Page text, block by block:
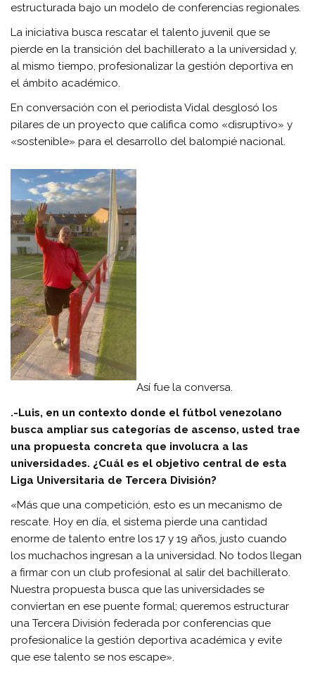
estructurada bajo un modelo de conferencias regionales.
La iniciativa busca rescatar el talento juvenil que se
pierde en la transición del bachillerato a la universidad y,
al mismo tiempo, profesionalizar la gestión deportiva en
el ámbito académico.
En conversación con el periodista Vidal desglosó los
pilares de un proyecto que califica como «disruptivo» y
«sostenible» para el desarrollo del balompié nacional.
Así fue la conversa.
.-Luis, en un contexto donde el fútbol venezolano
busca ampliar sus categorías de ascenso, usted trae
una propuesta concreta que involucra a las
universidades. ¿Cuál es el objetivo central de esta
Liga Universitaria de Tercera División?
«Más que una competición, esto es un mecanismo de
rescate. Hoy en día, el sistema pierde una cantidad
enorme de talento entre los 17 y 19 años, justo cuando
los muchachos ingresan a la universidad. No todos llegan
a firmar con un club profesional al salir del bachillerato.
Nuestra propuesta busca que las universidades se
conviertan en ese puente formal; queremos estructurar
una Tercera División federada por conferencias que
profesionalice la gestión deportiva académica y evite
que ese talento se nos escape».